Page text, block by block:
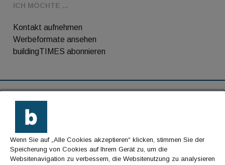
ICH MÖCHTE ...
Kontakt aufnehmen
Werbeformate ansehen
buildingTIMES abonnieren
Kontakt
Impressum
Datenschutz
Wenn Sie auf „Alle Cookies akzeptieren“ klicken, stimmen Sie der
Speicherung von Cookies auf Ihrem Gerät zu, um die
Websitenavigation zu verbessern, die Websitenutzung zu analysieren